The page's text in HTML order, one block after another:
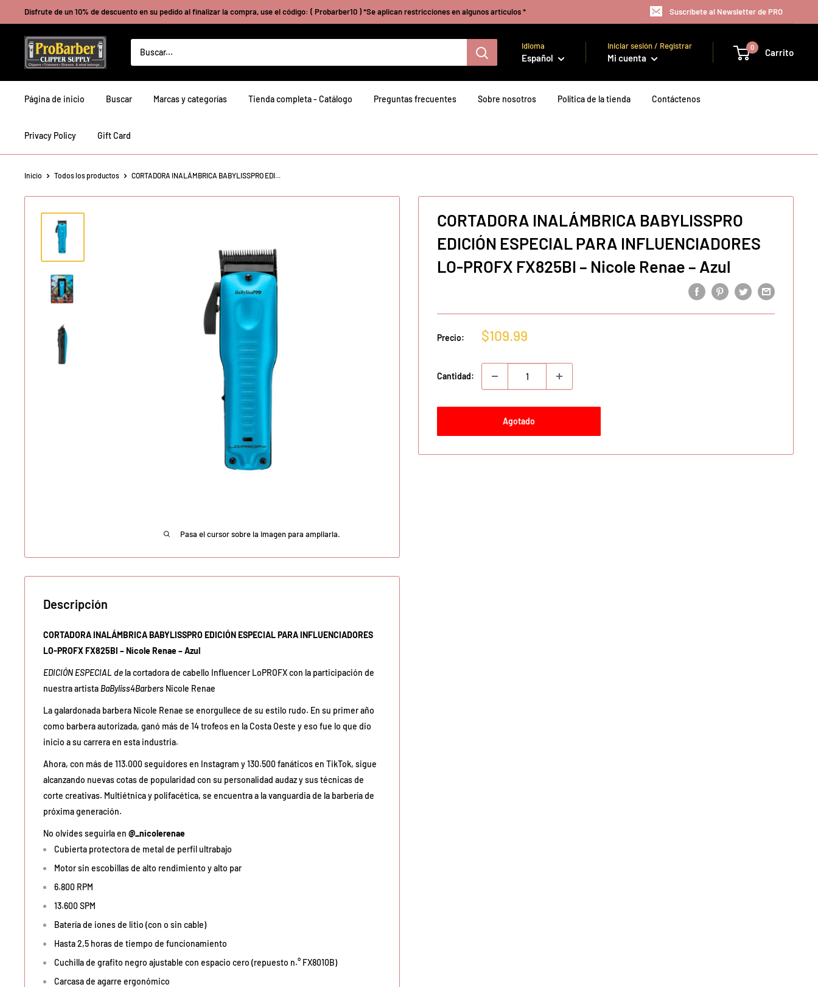
directamente
contenido
Disfrute de un 10% de descuento en su pedido al finalizar la compra, use el código: ( Probarber10 ) *Se aplican restricciones en algunos artículos * Suscríbete al Newsletter de PRO
Probarberclippersupply Idioma
Español
Iniciar sesión / Registrar
Mi cuenta
0 Carrito
Página de inicio Buscar Marcas y categorías Tienda completa - Catálogo Preguntas frecuentes Sobre nosotros Política de la tienda Contáctenos
Privacy Policy Gift Card
Inicio Todos los productos CORTADORA INALÁMBRICA BABYLISSPRO EDI...
Pasa el cursor sobre la imagen para ampliarla.
CORTADORA INALÁMBRICA BABYLISSPRO
EDICIÓN ESPECIAL PARA INFLUENCIADORES
LO-PROFX FX825BI – Nicole Renae – Azul
Precio:
Precio
venta
$109.99
Cantidad:
Agotado
Descripción
CORTADORA INALÁMBRICA BABYLISSPRO EDICIÓN ESPECIAL PARA INFLUENCIADORES
LO-PROFX FX825BI – Nicole Renae – Azul
EDICIÓN ESPECIAL de la cortadora de cabello Influencer LoPROFX con la participación de
nuestra artista BaByliss4Barbers Nicole Renae
La galardonada barbera Nicole Renae se enorgullece de su estilo rudo. En su primer año
como barbera autorizada, ganó más de 14 trofeos en la Costa Oeste y eso fue lo que dio
inicio a su carrera en esta industria.
Ahora, con más de 113.000 seguidores en Instagram y 130.500 fanáticos en TikTok, sigue
alcanzando nuevas cotas de popularidad con su personalidad audaz y sus técnicas de
corte creativas. Multiétnica y polifacética, se encuentra a la vanguardia de la barbería de
próxima generación.
No olvides seguirla en @_nicolerenae
Cubierta protectora de metal de perfil ultrabajo
Motor sin escobillas de alto rendimiento y alto par
6.800 RPM
13.600 SPM
Batería de iones de litio (con o sin cable)
Hasta 2,5 horas de tiempo de funcionamiento
Cuchilla de grafito negro ajustable con espacio cero (repuesto n.° FX8010B)
Carcasa de agarre ergonómico